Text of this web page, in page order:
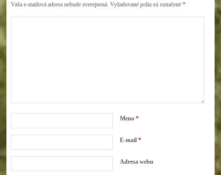
Vaša e-mailová adresa nebude zverejnená. Vyžadované polia sú označené *
Meno *
E-mail *
Adresa webu